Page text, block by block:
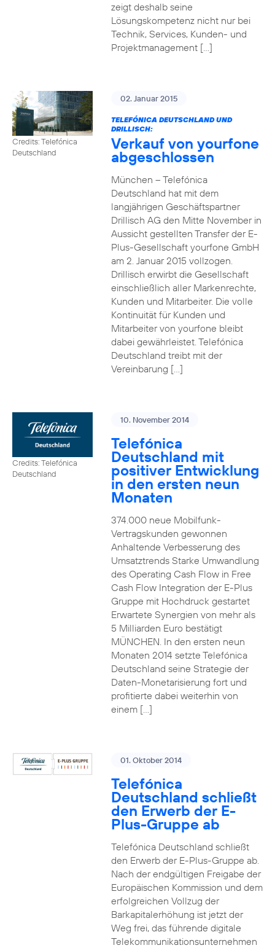
zeigt deshalb seine
Lösungskompetenz nicht nur bei
Technik, Services, Kunden- und
Projektmanagement […]
Credits: Telefónica
Deutschland
02. Januar 2015
TELEFÓNICA DEUTSCHLAND UND
DRILLISCH:
Verkauf von yourfone
abgeschlossen
München – Telefónica
Deutschland hat mit dem
langjährigen Geschäftspartner
Drillisch AG den Mitte November in
Aussicht gestellten Transfer der E-
Plus-Gesellschaft yourfone GmbH
am 2. Januar 2015 vollzogen.
Drillisch erwirbt die Gesellschaft
einschließlich aller Markenrechte,
Kunden und Mitarbeiter. Die volle
Kontinuität für Kunden und
Mitarbeiter von yourfone bleibt
dabei gewährleistet. Telefónica
Deutschland treibt mit der
Vereinbarung […]
Credits: Telefónica
Deutschland
10. November 2014
Telefónica
Deutschland mit
positiver Entwicklung
in den ersten neun
Monaten
374.000 neue Mobilfunk-
Vertragskunden gewonnen
Anhaltende Verbesserung des
Umsatztrends Starke Umwandlung
des Operating Cash Flow in Free
Cash Flow Integration der E-Plus
Gruppe mit Hochdruck gestartet
Erwartete Synergien von mehr als
5 Milliarden Euro bestätigt
MÜNCHEN. In den ersten neun
Monaten 2014 setzte Telefónica
Deutschland seine Strategie der
Daten-Monetarisierung fort und
profitierte dabei weiterhin von
einem […]
01. Oktober 2014
Telefónica
Deutschland schließt
den Erwerb der E-
Plus-Gruppe ab
Telefónica Deutschland schließt
den Erwerb der E-Plus-Gruppe ab.
Nach der endgültigen Freigabe der
Europäischen Kommission und dem
erfolgreichen Vollzug der
Barkapitalerhöhung ist jetzt der
Weg frei, das führende digitale
Telekommunikationsunternehmen